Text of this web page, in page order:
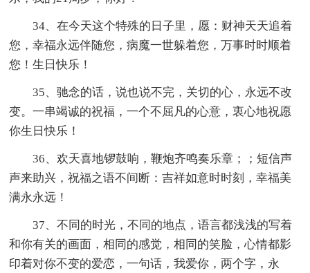
34、在今天这个特殊的日子里，愿：财神天天追着
您，幸福永远伴随您，病魔一世躲着您，万事时时顺着
您！生日快乐！
35、驰念的话，说也说不完，关切的心，永远不改
变。一串竭诚的祝福，一个不屈凡的心意，衷心地祝愿
你生日快乐！
36、欢天喜地锣鼓响，鞭炮齐鸣奏乐章；；短信声
声来助兴，祝福之语不间断：吉祥如意时时刻，幸福美
满永永远！
37、不同的时光，不同的地点，语言都浅浅的写着
和你有关的画面，相同的感觉，相同的笑脸，心情都影
印着对你不变的爱恋，一句话，我爱你，两个字，永